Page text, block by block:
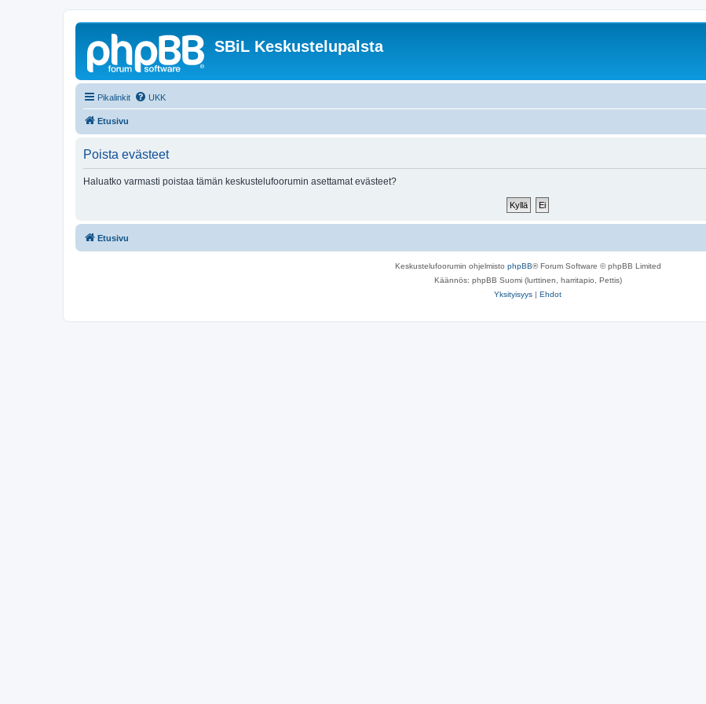
SBiL Keskustelupalsta
Pikalinkit UKK
Etusivu
Poista evästeet
Haluatko varmasti poistaa tämän keskustelufoorumin asettamat evästeet?
Etusivu
Keskustelufoorumin ohjelmisto phpBB® Forum Software © phpBB Limited
Käännös: phpBB Suomi (lurttinen, harritapio, Pettis)
Yksityisyys | Ehdot